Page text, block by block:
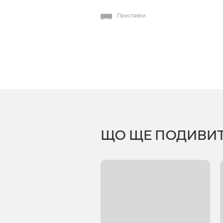
Приставки
ЩО ЩЕ